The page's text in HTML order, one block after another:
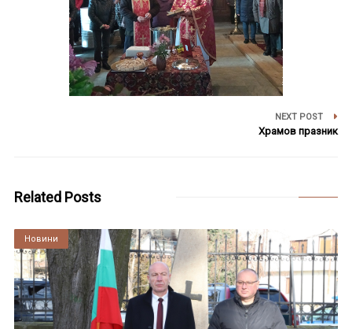
NEXT POST
Храмов празник
Related Posts
Култура
Новини